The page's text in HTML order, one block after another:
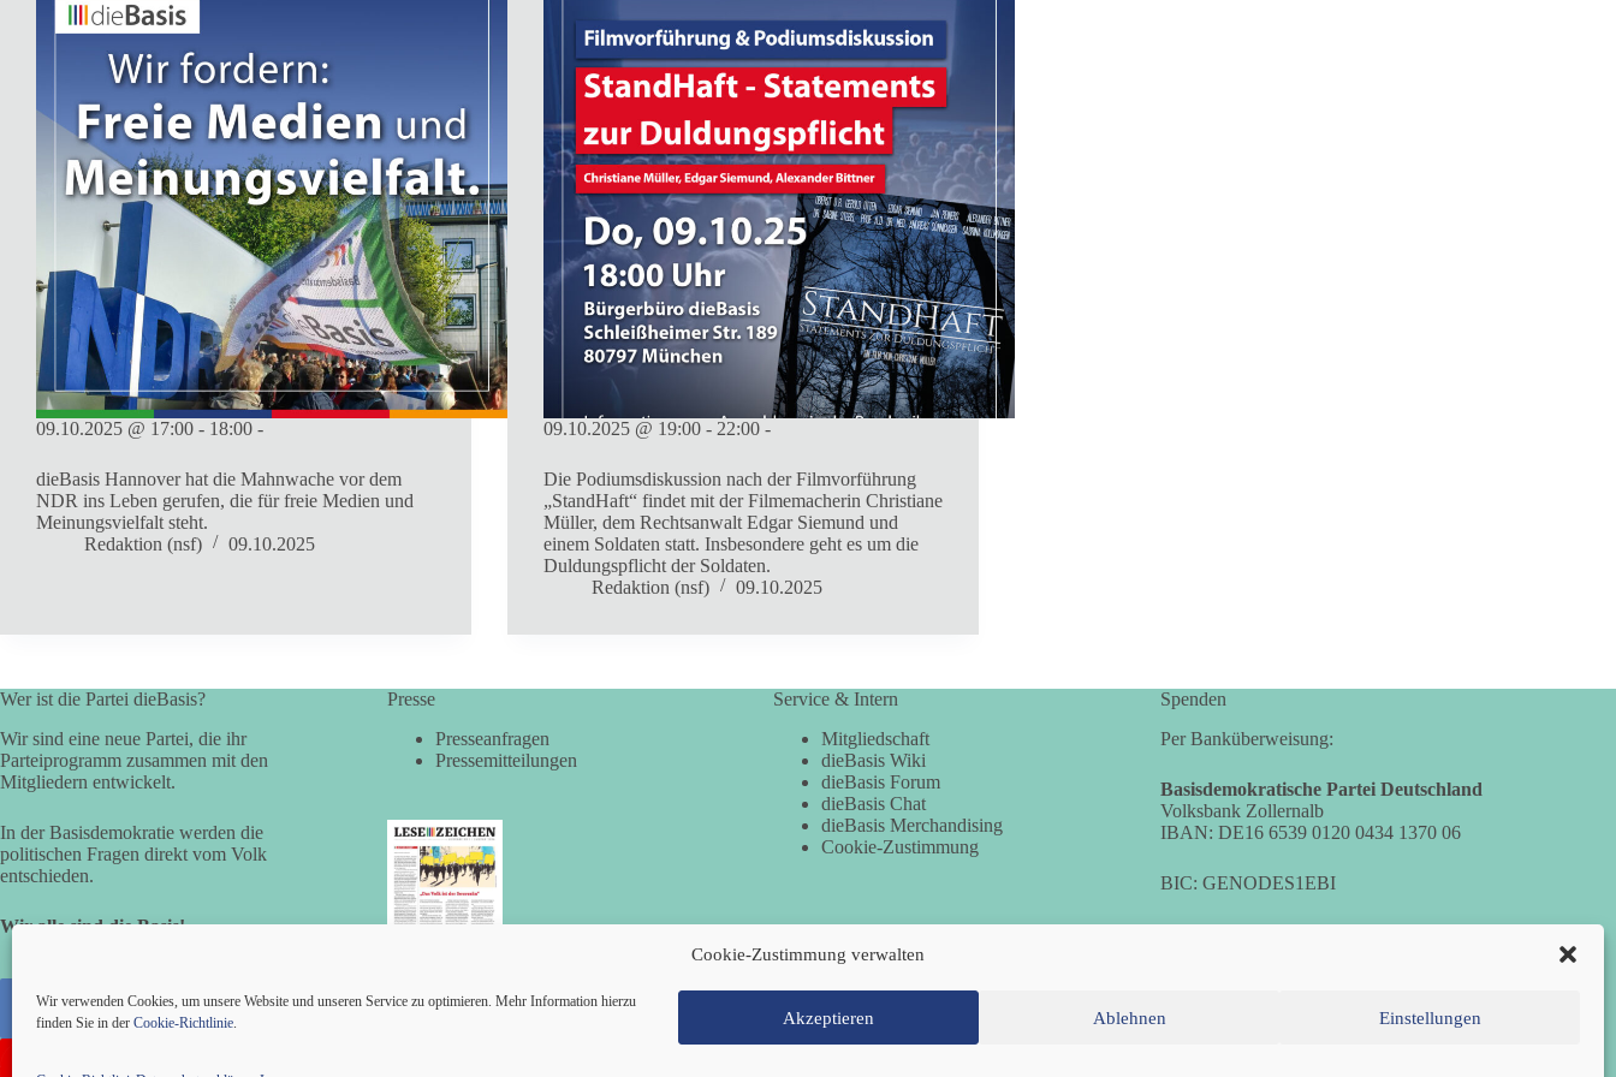
Cookie-Zustimmung verwalten
Wir verwenden Cookies, um unsere Website und unseren Service zu optimieren. Mehr Information hierzu
finden Sie in der Cookie-Richtlinie. Akzeptieren Ablehnen Einstellungen
09.10.2025 @ 17:00 - 18:00 -
dieBasis Hannover hat die Mahnwache vor dem
NDR ins Leben gerufen, die für freie Medien und
Meinungsvielfalt steht.
Redaktion (nsf)
09.10.2025
09.10.2025 @ 19:00 - 22:00 -
Die Podiumsdiskussion nach der Filmvorführung
„StandHaft“ findet mit der Filmemacherin Christiane
Müller, dem Rechtsanwalt Edgar Siemund und
einem Soldaten statt. Insbesondere geht es um die
Duldungspflicht der Soldaten.
Redaktion (nsf)
09.10.2025
Wer ist die Partei dieBasis?
Wir sind eine neue Partei, die ihr
Parteiprogramm zusammen mit den
Mitgliedern entwickelt.
In der Basisdemokratie werden die
politischen Fragen direkt vom Volk
entschieden.
Wir alle sind die Basis!
Presse
Presseanfragen
Pressemitteilungen
Service & Intern
Mitgliedschaft
dieBasis Wiki
dieBasis Forum
dieBasis Chat
dieBasis Merchandising
Cookie-Zustimmung
Spenden
Per Banküberweisung:
Basisdemokratische Partei Deutschland
Volksbank Zollernalb
IBAN: DE16 6539 0120 0434 1370 06
BIC: GENODES1EBI